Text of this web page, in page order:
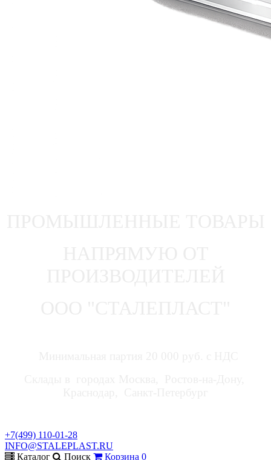
+7(499) 110-01-28
INFO@STALEPLAST.RU
Каталог
Поиск Корзина 0